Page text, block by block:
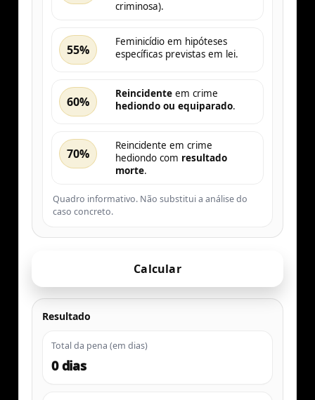
criminosa).
55%
Feminicídio em hipóteses
específicas previstas em lei.
60%
Reincidente em crime
hediondo ou equiparado.
70%
Reincidente em crime
hediondo com resultado
morte.
Quadro informativo. Não substitui a análise do
caso concreto.
Calcular
Resultado
Total da pena (em dias)
0 dias